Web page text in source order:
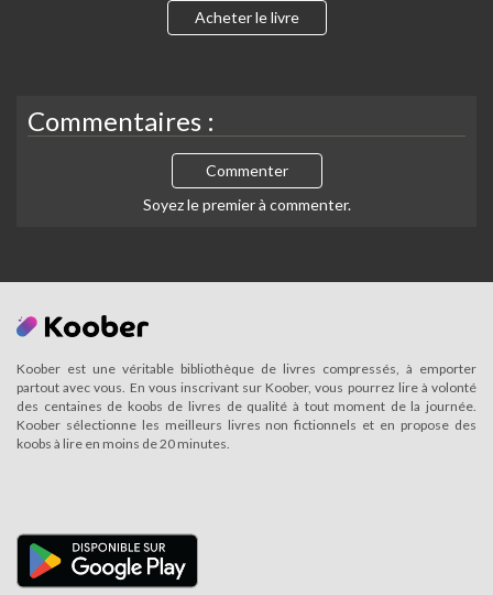
Acheter le livre
Commentaires :
Commenter
Soyez le premier à commenter.
Koober est une véritable bibliothèque de livres compressés, à emporter
partout avec vous. En vous inscrivant sur Koober, vous pourrez lire à volonté
des centaines de koobs de livres de qualité à tout moment de la journée.
Koober sélectionne les meilleurs livres non fictionnels et en propose des
koobs à lire en moins de 20 minutes.